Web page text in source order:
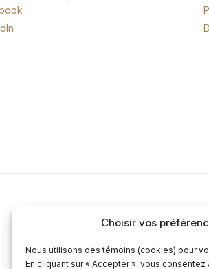
Choisir vos
Nous utilisons des témoins (cookies) pour
En cliquant sur « Accepter », vous consentez